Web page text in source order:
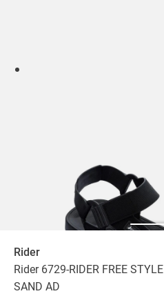
Rider
Rider 6729-RIDER FREE STYLE
SAND AD